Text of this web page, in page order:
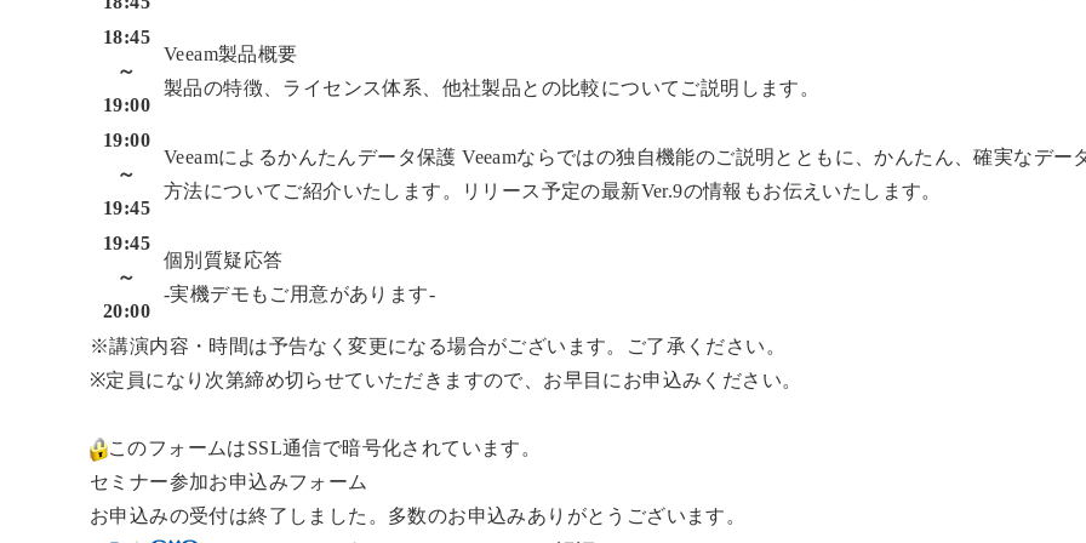
18:45
～
19:00
Veeam製品概要
製品の特徴、ライセンス体系、他社製品との比較についてご説明します。
19:00
～
19:45
Veeamによるかんたんデータ保護 Veeamならではの独自機能のご説明とともに、かんたん、確実なデー
方法についてご紹介いたします。リリース予定の最新Ver.9の情報もお伝えいたします。
19:45
～
20:00
個別質疑応答
-実機デモもご用意があります-
※講演内容・時間は予告なく変更になる場合がございます。ご了承ください。
※定員になり次第締め切らせていただきますので、お早目にお申込みください。
このフォームはSSL通信で暗号化されています。
セミナー参加お申込みフォーム
お申込みの受付は終了しました。多数のお申込みありがとうございます。